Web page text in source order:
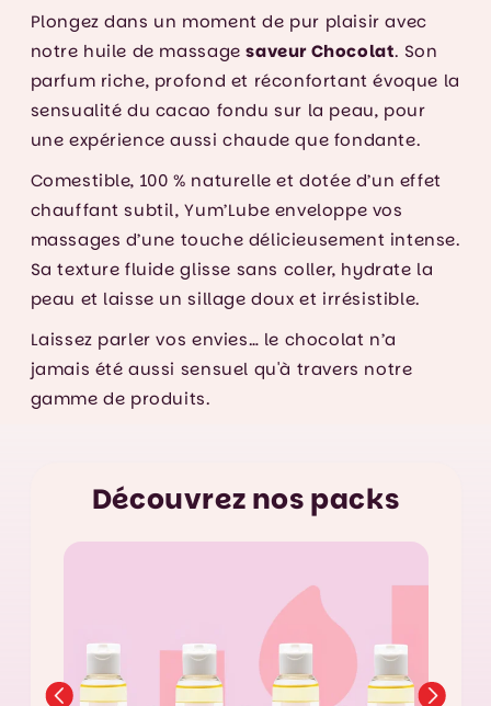
Plongez dans un moment de pur plaisir avec
notre huile de massagesaveur Chocolat. Son
parfum riche, profond et réconfortant évoque la
sensualité du cacao fondu sur la peau, pour
une expérience aussi chaude que fondante.
Comestible, 100 % naturelle et dotée d’un effet
chauffant subtil, Yum’Lube enveloppe vos
massages d’une touche délicieusement intense.
Sa texture fluide glisse sans coller, hydrate la
peau et laisse un sillage doux et irrésistible.
Laissez parler vos envies… le chocolat n’a
jamais été aussi sensuel qu'à travers notre
gamme de produits.
Découvrez nos packs